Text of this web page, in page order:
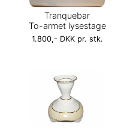
Tranquebar
To-armet lysestage
1.800,- DKK pr. stk.